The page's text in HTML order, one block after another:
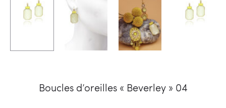
Boucles d’oreilles « Beverley » 04